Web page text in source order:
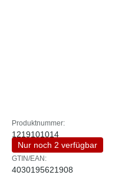
Produktnummer:
1219101014
Nur noch 2 verfügbar
GTIN/EAN:
4030195621908